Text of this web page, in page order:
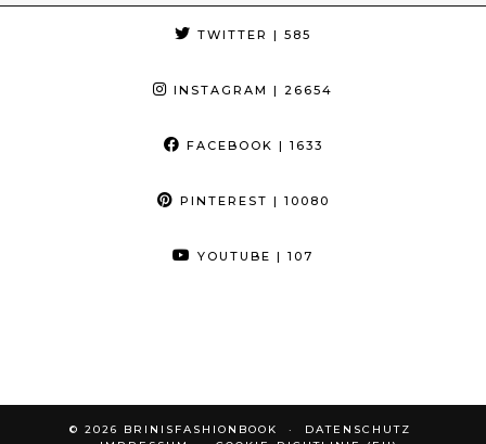
TWITTER | 585
INSTAGRAM | 26654
FACEBOOK | 1633
PINTEREST | 10080
YOUTUBE | 107
© 2026 BRINISFASHIONBOOK
DATENSCHUTZ